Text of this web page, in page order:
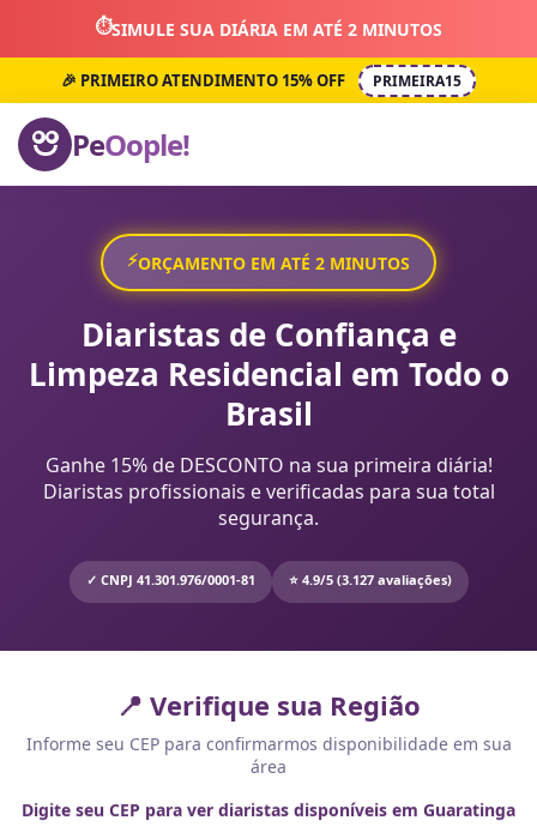
⏱️SIMULE SUA DIÁRIA EM ATÉ 2 MINUTOS
🎉 PRIMEIRO ATENDIMENTO 15% OFF PRIMEIRA15
PeOople!
⚡ORÇAMENTO EM ATÉ 2 MINUTOS
Diaristas de Confiança e
Limpeza Residencial em Todo o
Brasil
Ganhe 15% de DESCONTO na sua primeira diária!
Diaristas profissionais e verificadas para sua total
segurança.
✓ CNPJ 41.301.976/0001-81 ⭐ 4.9/5 (3.127 avaliações)
📍 Verifique sua Região
Informe seu CEP para confirmarmos disponibilidade em sua
área
Digite seu CEP para ver diaristas disponíveis em Guaratinga